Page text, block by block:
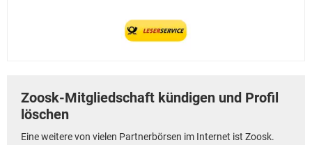
Zoosk-Mitgliedschaft kündigen und Profil
löschen
Eine weitere von vielen Partnerbörsen im Internet ist Zoosk.